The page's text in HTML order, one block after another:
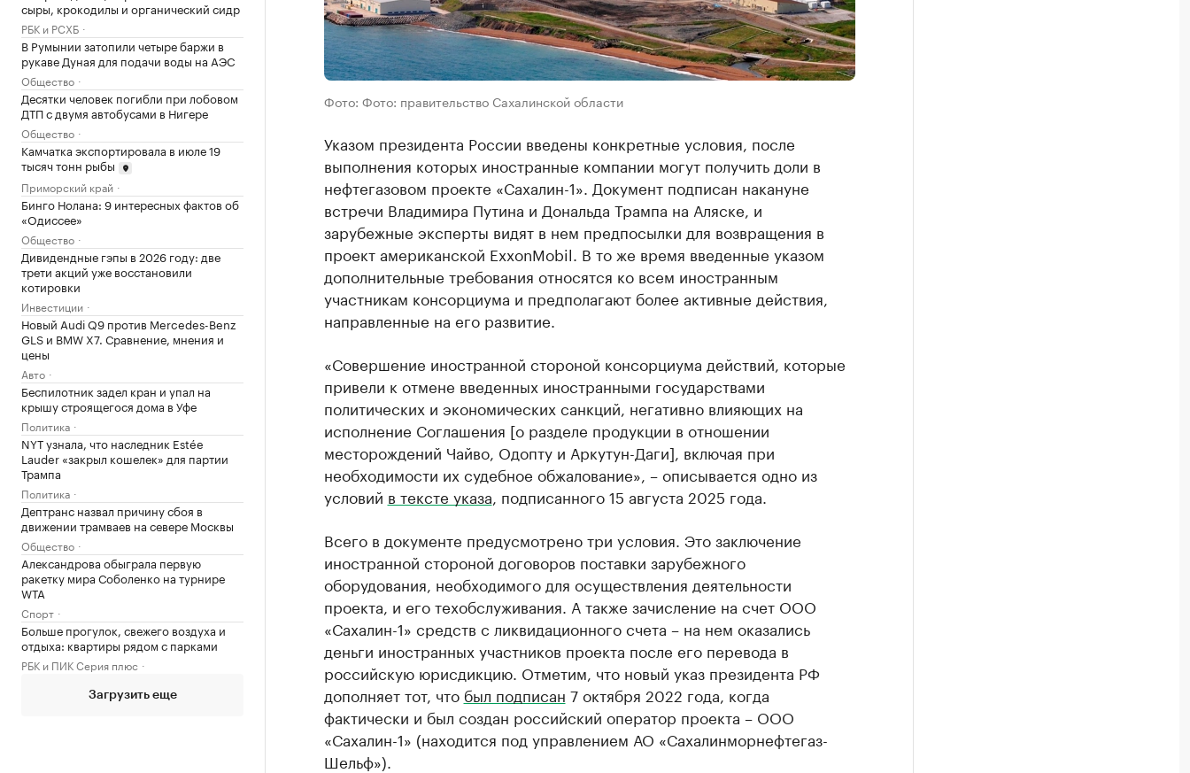
сыры, крокодилы и органический сидр
РБК и РСХБ
В Румынии затопили четыре баржи в
рукаве Дуная для подачи воды на АЭС
Общество
Десятки человек погибли при лобовом
ДТП с двумя автобусами в Нигере
Общество
Камчатка экспортировала в июле 19
тысяч тонн рыбы
Приморский край
Бинго Нолана: 9 интересных фактов об
«Одиссее»
Общество
Дивидендные гэпы в 2026 году: две
трети акций уже восстановили
котировки
Инвестиции
Новый Audi Q9 против Mercedes-Benz
GLS и BMW X7. Сравнение, мнения и
цены
Авто
Беспилотник задел кран и упал на
крышу строящегося дома в Уфе
Политика
NYT узнала, что наследник Estée
Lauder «закрыл кошелек» для партии
Трампа
Политика
Дептранс назвал причину сбоя в
движении трамваев на севере Москвы
Общество
Александрова обыграла первую
ракетку мира Соболенко на турнире
WTA
Спорт
Больше прогулок, свежего воздуха и
отдыха: квартиры рядом с парками
РБК и ПИК Серия плюс
Загрузить еще
Фото: Фото: правительство Сахалинской области
Указом президента России введены конкретные условия, после
выполнения которых иностранные компании могут получить доли в
нефтегазовом проекте «Сахалин-1». Документ подписан накануне
встречи Владимира Путина и Дональда Трампа на Аляске, и
зарубежные эксперты видят в нем предпосылки для возвращения в
проект американской ExxonMobil. В то же время введенные указом
дополнительные требования относятся ко всем иностранным
участникам консорциума и предполагают более активные действия,
направленные на его развитие.
«Совершение иностранной стороной консорциума действий, которые
привели к отмене введенных иностранными государствами
политических и экономических санкций, негативно влияющих на
исполнение Соглашения [о разделе продукции в отношении
месторождений Чайво, Одопту и Аркутун-Даги], включая при
необходимости их судебное обжалование», – описывается одно из
условий в тексте указа , подписанного 15 августа 2025 года.
Всего в документе предусмотрено три условия. Это заключение
иностранной стороной договоров поставки зарубежного
оборудования, необходимого для осуществления деятельности
проекта, и его техобслуживания. А также зачисление на счет ООО
«Сахалин-1» средств с ликвидационного счета – на нем оказались
деньги иностранных участников проекта после его перевода в
российскую юрисдикцию. Отметим, что новый указ президента РФ
дополняет тот, что был подписан 7 октября 2022 года, когда
фактически и был создан российский оператор проекта – ООО
«Сахалин-1» (находится под управлением АО «Сахалинморнефтегаз-
Шельф»).